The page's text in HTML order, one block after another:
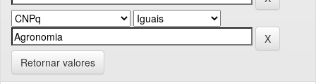
Retornar valores